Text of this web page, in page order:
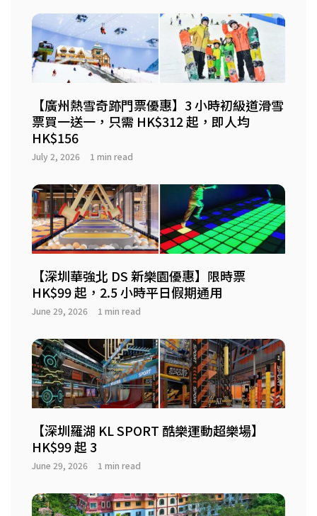
【廣州熱雪奇跡門票優惠】3 小時初級道滑雪
票買一送一，只需 HK$312 起，即人均
HK$156
July 2, 2026 1 min read
【深圳華強北 DS 新樂園優惠】限時票
HK$99 起，2.5 小時平日假期通用
June 29, 2026 1 min read
【深圳羅湖 KL SPORT 酷樂運動超樂場】
HK$99 起 3
June 29, 2026 1 min read